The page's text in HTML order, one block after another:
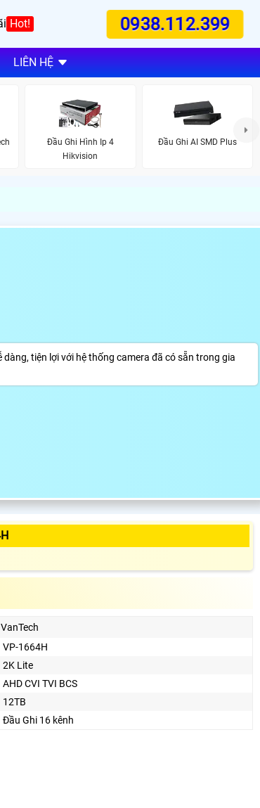
Hot! 0938.112.399
LIÊN HỆ
Đầu Ghi Hình Ip 4
Hikvision
Đầu Ghi AI SMD Plus
tiện lợi với hệ thống camera đã có sẵn trong gia
VanTech
VP-1664H
2K Lite
AHD CVI TVI BCS
12TB
Đầu Ghi 16 kênh